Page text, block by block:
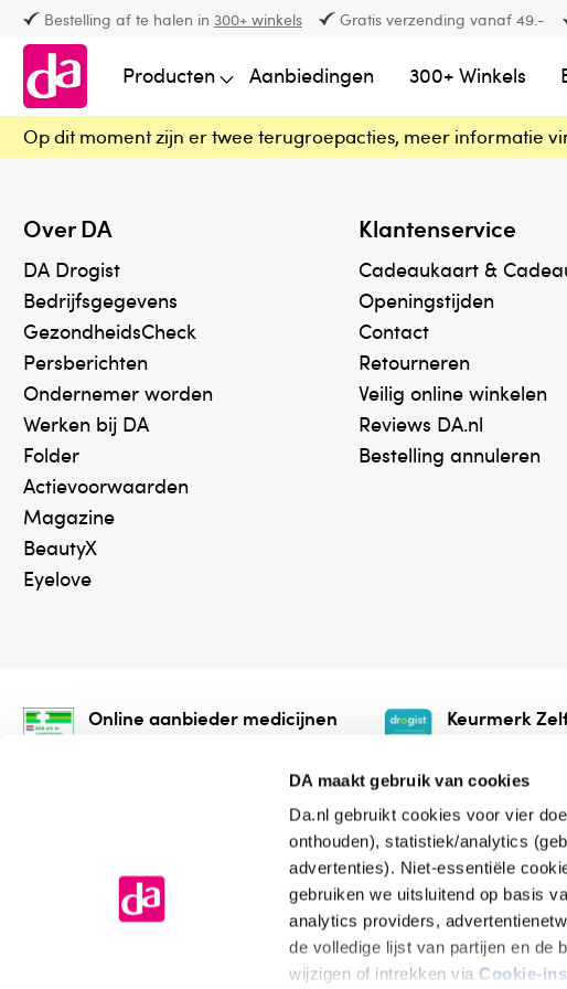
DA maakt gebruik van cookies
Da.nl gebruikt cookies voor vier
onthouden), statistiek/analytics
advertenties). Niet-essentiële
gebruiken we uitsluitend op basis
analytics providers,
de volledige lijst van partijen en de
wijzigen of intrekken via Cookie-
Bestelling af te halen in 300+ winkels Gratis verzending vanaf 49.-
Producten Aanbiedingen 300+ Winkels
Op dit moment zijn er twee terugroepacties, meer informatie
Over DA
DA Drogist
Bedrijfsgegevens
GezondheidsCheck
Persberichten
Ondernemer worden
Werken bij DA
Folder
Actievoorwaarden
Magazine
BeautyX
Eyelove
Klantenservice
Cadeaukaart &
Openingstijden
Contact
Retourneren
Veilig online winkelen
Reviews DA.nl
Bestelling annuleren
Online aanbieder medicijnen
onze webshop mag verkopen.
Keurmerk
online.
Algemene voorwaarden